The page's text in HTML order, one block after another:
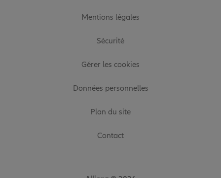
Mentions légales
Sécurité
Gérer les cookies
Données personnelles
Plan du site
Contact